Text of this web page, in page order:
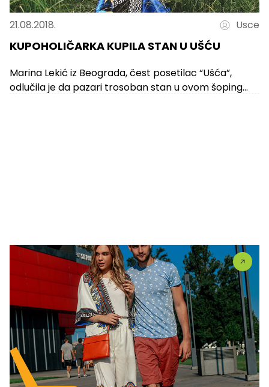
21.08.2018. Usce
KUPOHOLIČARKA KUPILA STAN U UŠĆU
Marina Lekić iz Beograda, čest posetilac “Ušća”,
odlučila je da pazari trosoban stan u ovom šoping